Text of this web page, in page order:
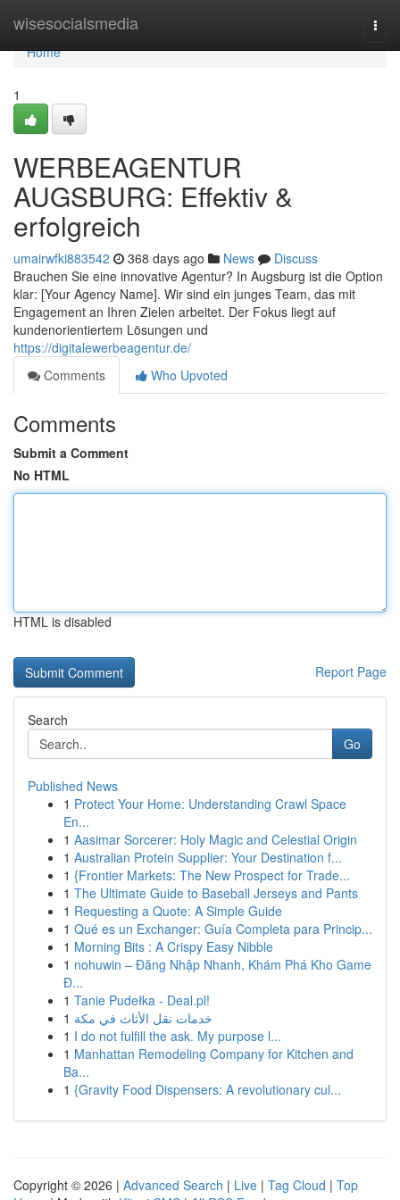
wisesocialsmedia
Home
Home
1
WERBEAGENTUR
AUGSBURG: Effektiv &
erfolgreich
umairwfki883542 368 days ago News
Discuss
Brauchen Sie eine innovative Agentur? In Augsburg ist die Option
klar: [Your Agency Name]. Wir sind ein junges Team, das mit
Engagement an Ihren Zielen arbeitet. Der Fokus liegt auf
kundenorientiertem Lösungen und
https://digitalewerbeagentur.de/
Comments
Who Upvoted
Comments
Submit a Comment
No HTML
HTML is disabled
Report Page
Search
Go
Published News
1 Protect Your Home: Understanding Crawl Space
En...
1 Aasimar Sorcerer: Holy Magic and Celestial Origin
1 Australian Protein Supplier: Your Destination f...
1 {Frontier Markets: The New Prospect for Trade...
1 The Ultimate Guide to Baseball Jerseys and Pants
1 Requesting a Quote: A Simple Guide
1 Qué es un Exchanger: Guía Completa para Princip...
1 Morning Bits : A Crispy Easy Nibble
1 nohuwin – Đăng Nhập Nhanh, Khám Phá Kho Game
Đ...
1 Tanie Pudełka - Deal.pl!
1 خدمات نقل الأثاث في مكة
1 I do not fulfill the ask. My purpose l...
1 Manhattan Remodeling Company for Kitchen and
Ba...
1 {Gravity Food Dispensers: A revolutionary cul...
Copyright © 2026 | Advanced Search | Live | Tag Cloud | Top